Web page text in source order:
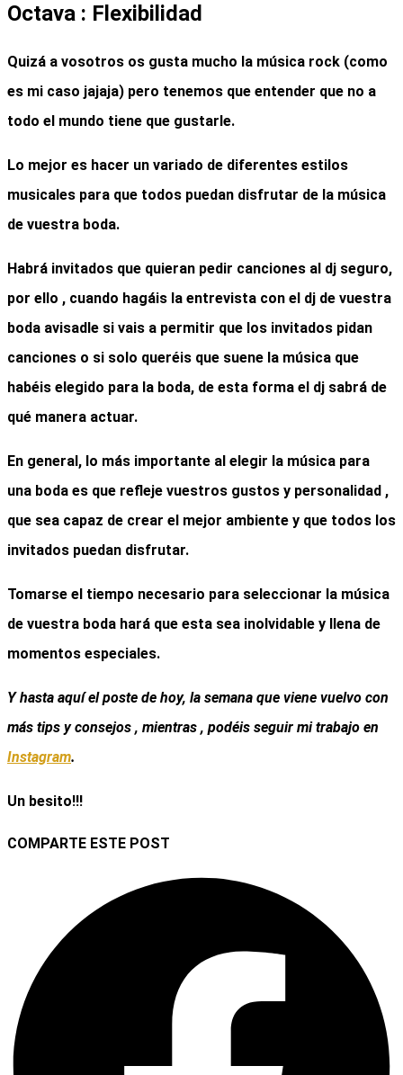
Octava : Flexibilidad
Quizá a vosotros os gusta mucho la música rock (como
es mi caso jajaja) pero tenemos que entender que no a
todo el mundo tiene que gustarle.
Lo mejor es hacer un variado de diferentes estilos
musicales para que todos puedan disfrutar de la música
de vuestra boda.
Habrá invitados que quieran pedir canciones al dj seguro,
por ello , cuando hagáis la entrevista con el dj de vuestra
boda avisadle si vais a permitir que los invitados pidan
canciones o si solo queréis que suene la música que
habéis elegido para la boda, de esta forma el dj sabrá de
qué manera actuar.
En general, lo más importante al elegir la música para
una boda es que refleje vuestros gustos y personalidad ,
que sea capaz de crear el mejor ambiente y que todos los
invitados puedan disfrutar.
Tomarse el tiempo necesario para seleccionar la música
de vuestra boda hará que esta sea inolvidable y llena de
momentos especiales.
Y hasta aquí el poste de hoy, la semana que viene vuelvo con
más tips y consejos , mientras , podéis seguir mi trabajo en
Instagram.
Un besito!!!
COMPARTE ESTE POST